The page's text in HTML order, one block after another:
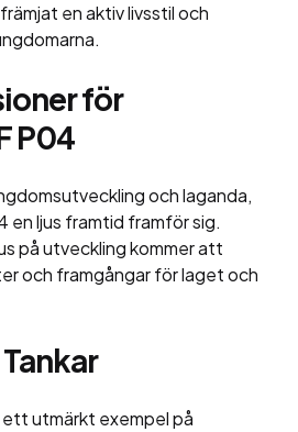
en aktiv livsstil och
för
P04
och laganda,
en ljus framtid framför sig.
på utveckling kommer att
och framgångar för laget och
ett utmärkt exempel på